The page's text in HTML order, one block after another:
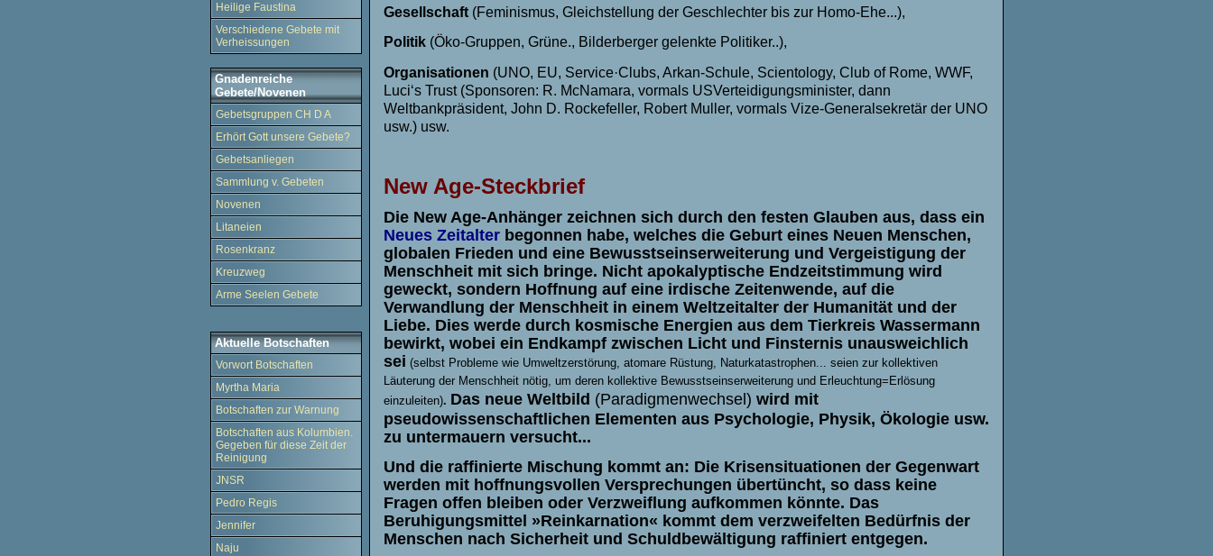
Heilige Faustina
Verschiedene Gebete mit
Verheissungen
Gnadenreiche
Gebete/Novenen
Gebetsgruppen CH D A
Erhört Gott unsere Gebete?
Gebetsanliegen
Sammlung v. Gebeten
Novenen
Litaneien
Rosenkranz
Kreuzweg
Arme Seelen Gebete
Aktuelle Botschaften
Vorwort Botschaften
Myrtha Maria
Botschaften zur Warnung
Botschaften aus Kolumbien.
Gegeben für diese Zeit der
Reinigung
JNSR
Pedro Regis
Jennifer
Naju
Gesellschaft (Feminismus, Gleichstellung der Geschlechter bis zur Homo-Ehe...),
Politik (Öko-Gruppen, Grüne., Bilderberger gelenkte Politiker..),
Organisationen (UNO, EU, Service·Clubs, Arkan-Schule, Scientology, Club of Rome, WWF,
Luci‘s Trust (Sponsoren: R. McNamara, vormals US­Verteidigungsminister, dann
Weltbankpräsident, John D. Rockefeller, Robert Muller, vormals Vize-Generalsekretär der UNO
usw.) usw.
New Age-Steckbrief
Die New Age-Anhänger zeichnen sich durch den festen Glauben aus, dass ein
Neues Zeitalter begonnen habe, welches die Geburt eines Neuen Menschen,
globalen Frieden und eine Bewusstseinserweiterung und Vergeistigung der
Menschheit mit sich bringe. Nicht apokalyptische Endzeitstimmung wird
geweckt, sondern Hoffnung auf eine irdische Zeitenwende, auf die
Verwandlung der Menschheit in einem Weltzeitalter der Humanität und der
Liebe. Dies werde durch kosmische Energien aus dem Tierkreis Wassermann
bewirkt, wobei ein Endkampf zwischen Licht und Finsternis unausweichlich
sei (selbst Probleme wie Umweltzerstörung, atomare Rüstung, Naturkatastrophen... seien zur kollektiven
Läuterung der Menschheit nötig, um deren kollektive Bewusstseinserweiterung und Erleuchtung=Erlösung
einzuleiten). Das neue Weltbild (Paradigmenwechsel) wird mit
pseudowissenschaftlichen Elementen aus Psychologie, Physik, Ökologie usw.
zu untermauern versucht...
Und die raffinierte Mischung kommt an: Die Krisensituationen der Gegenwart
werden mit hoffnungsvollen Versprechungen übertüncht, so dass keine
Fragen offen bleiben oder Verzweiflung aufkommen könnte. Das
Beruhigungsmittel »Reinkarnation« kommt dem verzweifelten Bedürfnis der
Menschen nach Sicherheit und Schuldbewältigung raffiniert entgegen.